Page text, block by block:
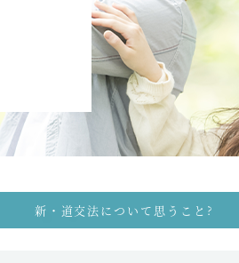
新・道交法について思うこと?